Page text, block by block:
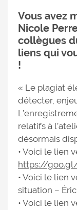
Vous avez
Nicole
collègues
liens qui
!
« Le plagiat
détecter,
relatifs à
désormais
• Voici le lien
https://
• Voici le lien
situation –
• Voici le lien